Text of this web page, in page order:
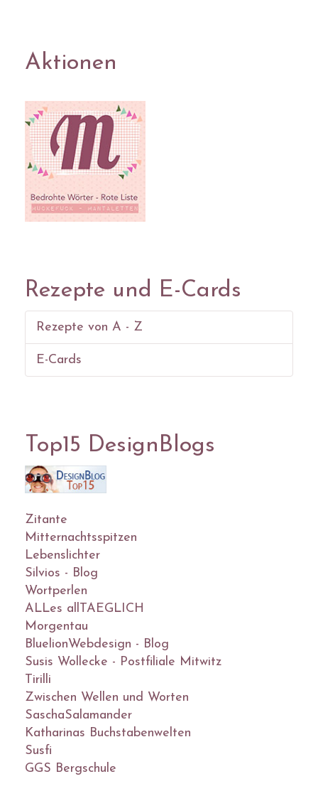
Aktionen
Rezepte und E-Cards
Rezepte von A - Z
E-Cards
Top15 DesignBlogs
Zitante
Mitternachtsspitzen
Lebenslichter
Silvios - Blog
Wortperlen
ALLes allTAEGLICH
Morgentau
BluelionWebdesign - Blog
Susis Wollecke - Postfiliale Mitwitz
Tirilli
Zwischen Wellen und Worten
SaschaSalamander
Katharinas Buchstabenwelten
Susfi
GGS Bergschule